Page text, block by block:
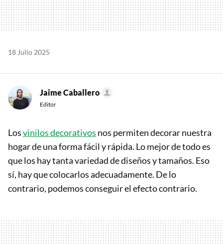
18 Julio 2025
Jaime Caballero
Editor
Losvinilos decorativos nos permiten decorar nuestra
hogar de una forma fácil y rápida. Lo mejor de todo es
que los hay tanta variedad de diseños y tamaños. Eso
sí, hay que colocarlos adecuadamente. De lo
contrario, podemos conseguir el efecto contrario.